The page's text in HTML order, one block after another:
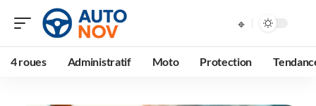
4 roues Administratif Moto Protection